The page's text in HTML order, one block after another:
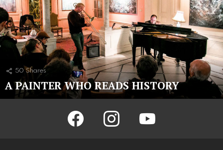
50 Shares
A PAINTER WHO READS HISTORY
facebook instagram youtube